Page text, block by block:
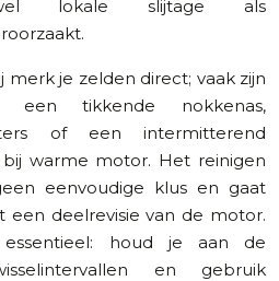
lokale slijtage als
merk je zelden direct; vaak zijn
een tikkende nokkenas,
of een intermitterend
warme motor. Het reinigen
eenvoudige klus en gaat
een deelrevisie van de motor.
houd je aan de
en gebruik